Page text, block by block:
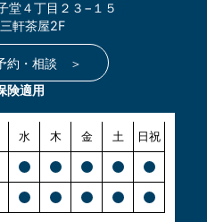
堂４丁目２３−１５
軒茶屋2F
約・相談 ＞
険適用
水 木 金 土 日祝